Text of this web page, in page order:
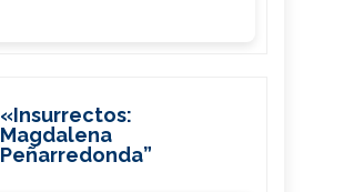
«Insurrectos:
Magdalena
Peñarredonda”